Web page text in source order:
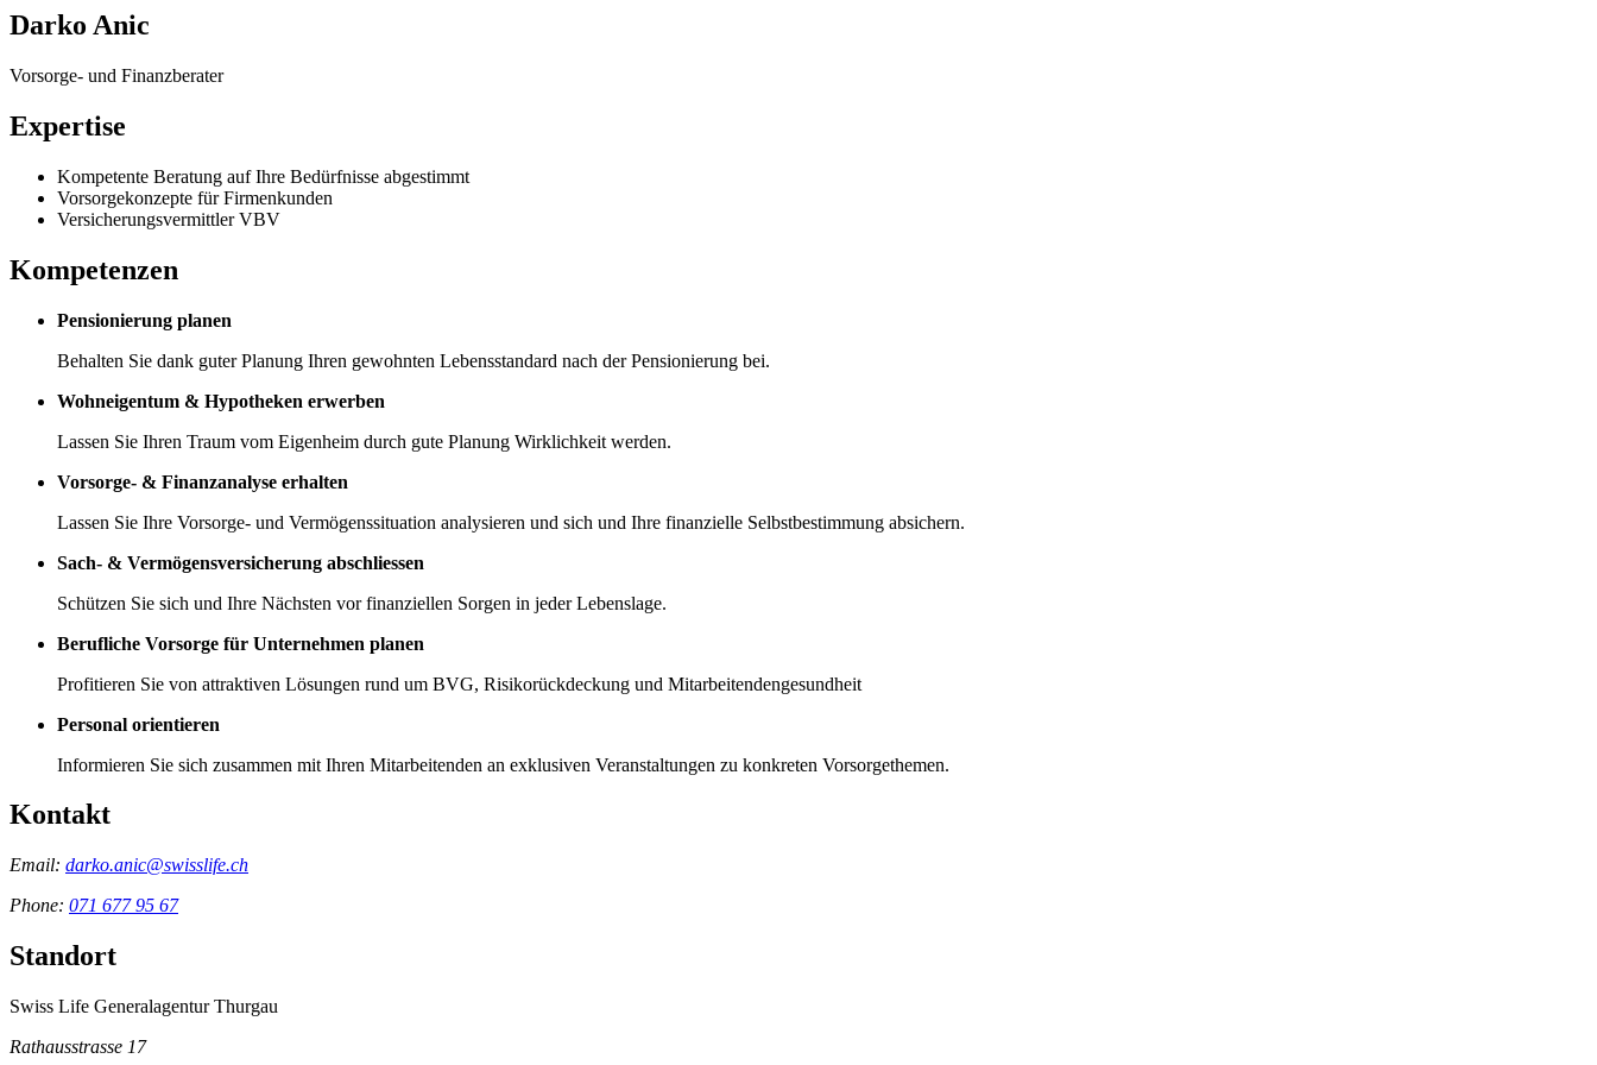
Darko Anic
Vorsorge- und Finanzberater
Expertise
Kompetente Beratung auf Ihre Bedürfnisse abgestimmt
Vorsorgekonzepte für Firmenkunden
Versicherungsvermittler VBV
Kompetenzen
Pensionierung planen
Behalten Sie dank guter Planung Ihren gewohnten Lebensstandard nach der Pensionierung bei.
Wohneigentum & Hypotheken erwerben
Lassen Sie Ihren Traum vom Eigenheim durch gute Planung Wirklichkeit werden.
Vorsorge- & Finanzanalyse erhalten
Lassen Sie Ihre Vorsorge- und Vermögenssituation analysieren und sich und Ihre finanzielle Selbstbestimmung absichern.
Sach- & Vermögensversicherung abschliessen
Schützen Sie sich und Ihre Nächsten vor finanziellen Sorgen in jeder Lebenslage.
Berufliche Vorsorge für Unternehmen planen
Profitieren Sie von attraktiven Lösungen rund um BVG, Risikorückdeckung und Mitarbeitendengesundheit
Personal orientieren
Informieren Sie sich zusammen mit Ihren Mitarbeitenden an exklusiven Veranstaltungen zu konkreten Vorsorgethemen.
Kontakt
Email: darko.anic@swisslife.ch
Phone: 071 677 95 67
Standort
Swiss Life Generalagentur Thurgau
Rathausstrasse 17